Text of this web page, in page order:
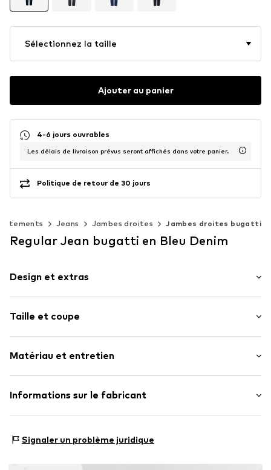
Sélectionnez la taille
Ajouter au panier
4-6 jours ouvrables
Les délais de livraison prévus seront affichés dans votre panier.
Politique de retour de 30 jours
Vêtements Jeans Jambes droites Jambes droites bugatti
Regular Jean bugatti en Bleu Denim
Design et extras
Jeans
Blue denim/washed
Ourlet / bord surpiqué
Etiquette patch / étiquette flag
Prise ferme
Taille et coupe
Coupe : Regular
Matériau et entretien
Matériau : 99% Coton, 1% Élasthane
Informations sur le fabricant
32049 Herford
Signaler un problème juridique